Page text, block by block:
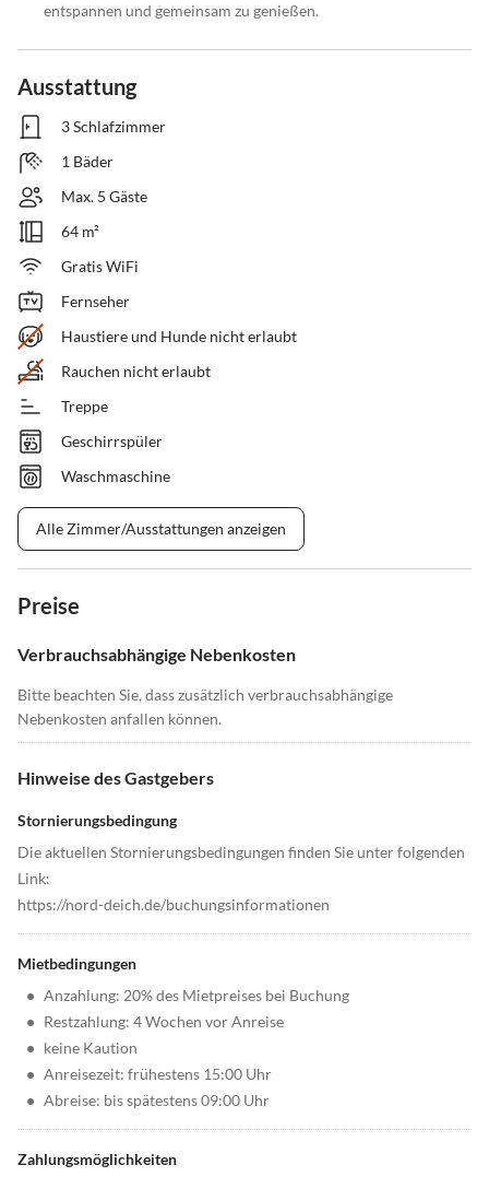
entspannen und gemeinsam zu genießen.
Ausstattung
3 Schlafzimmer
1 Bäder
Max. 5 Gäste
64 m²
Gratis WiFi
Fernseher
Haustiere und Hunde nicht erlaubt
Rauchen nicht erlaubt
Treppe
Geschirrspüler
Waschmaschine
Alle Zimmer/Ausstattungen anzeigen
Preise
Verbrauchsabhängige Nebenkosten
Bitte beachten Sie, dass zusätzlich verbrauchsabhängige
Nebenkosten anfallen können.
Hinweise des Gastgebers
Stornierungsbedingung
Die aktuellen Stornierungsbedingungen finden Sie unter folgenden
Link:
https://nord-deich.de/buchungsinformationen
Mietbedingungen
• Anzahlung: 20% des Mietpreises bei Buchung
• Restzahlung: 4 Wochen vor Anreise
• keine Kaution
• Anreisezeit: frühestens 15:00 Uhr
• Abreise: bis spätestens 09:00 Uhr
Zahlungsmöglichkeiten